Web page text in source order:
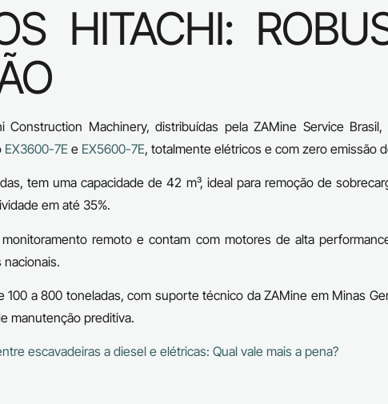
HITACHI:
Construction Machinery, distribuídas pela ZAMine Service
EX3600-7E e EX5600-7E, totalmente elétricos e com zero emissão
tem uma capacidade de 42 m³, ideal para remoção de
em até 35%.
remoto e contam com motores de alta
a 800 toneladas, com suporte técnico da ZAMine em Minas
manutenção preditiva.
escavadeiras a diesel e elétricas: Qual vale mais a pena?